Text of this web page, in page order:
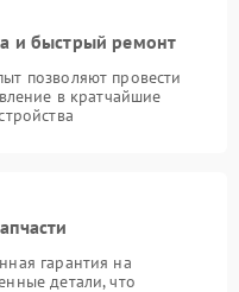
и быстрый ремонт
позволяют провести
в кратчайшие
гарантия на
детали, что